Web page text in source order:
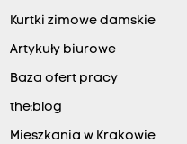
Kurtki zimowe damskie
Artykuły biurowe
Baza ofert pracy
the:blog
Mieszkania w Krakowie